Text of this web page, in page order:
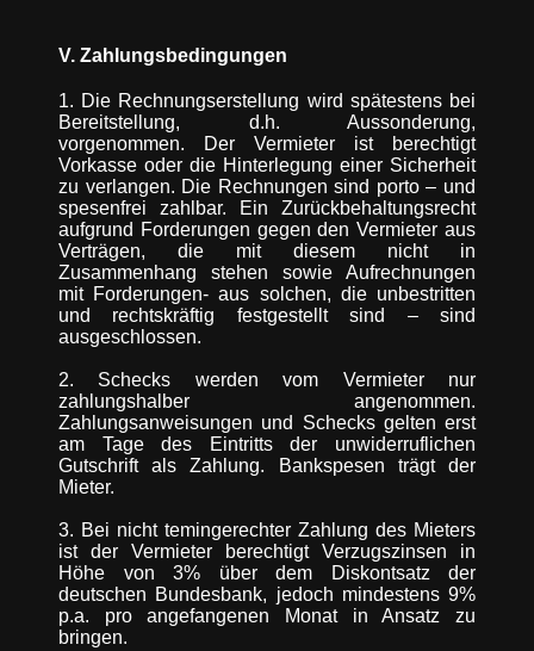
V. Zahlungsbedingungen
1. Die Rechnungserstellung wird spätestens bei
Bereitstellung, d.h. Aussonderung,
vorgenommen. Der Vermieter ist berechtigt
Vorkasse oder die Hinterlegung einer Sicherheit
zu verlangen. Die Rechnungen sind porto – und
spesenfrei zahlbar. Ein Zurückbehaltungsrecht
aufgrund Forderungen gegen den Vermieter aus
Verträgen, die mit diesem nicht in
Zusammenhang stehen sowie Aufrechnungen
mit Forderungen- aus solchen, die unbestritten
und rechtskräftig festgestellt sind – sind
ausgeschlossen.
2. Schecks werden vom Vermieter nur
zahlungshalber angenommen.
Zahlungsanweisungen und Schecks gelten erst
am Tage des Eintritts der unwiderruflichen
Gutschrift als Zahlung. Bankspesen trägt der
Mieter.
3. Bei nicht temingerechter Zahlung des Mieters
ist der Vermieter berechtigt Verzugszinsen in
Höhe von 3% über dem Diskontsatz der
deutschen Bundesbank, jedoch mindestens 9%
p.a. pro angefangenen Monat in Ansatz zu
bringen.